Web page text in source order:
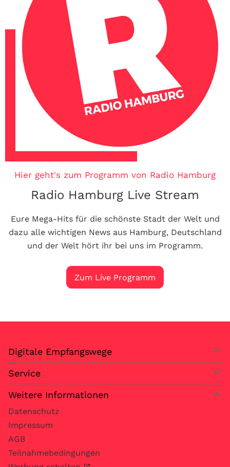
Hier geht's zum Programm von Radio Hamburg
Radio Hamburg Live Stream
Eure Mega-Hits für die schönste Stadt der Welt und
dazu alle wichtigen News aus Hamburg, Deutschland
und der Welt hört ihr bei uns im Programm.
Zum Live Programm
Digitale Empfangswege
Service
Weitere Informationen
Datenschutz
Impressum
AGB
Teilnahmebedingungen